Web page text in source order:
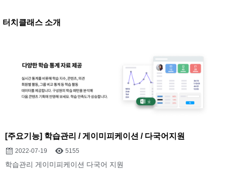
터치클래스 소개
[주요기능] 학습관리 / 게이미피케이션 / 다국어지원
2022-07-19 5155
학습관리 게이미피케이션 다국어 지원